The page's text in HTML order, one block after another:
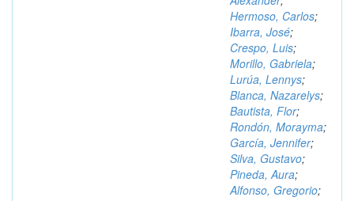
Hermoso, Carlos;
Ibarra, José;
Crespo, Luis;
Morillo, Gabriela;
Lurúa, Lennys;
Blanca, Nazarelys;
Bautista, Flor;
Rondón, Morayma;
García, Jennifer;
Silva, Gustavo;
Pineda, Aura;
Alfonso, Gregorio;